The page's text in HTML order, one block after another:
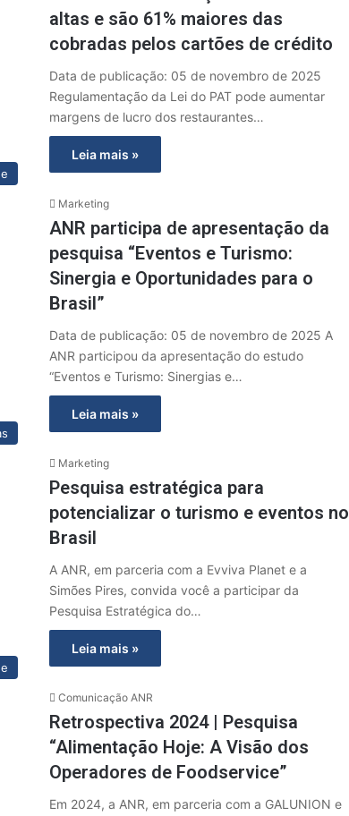
altas e são 61% maiores das
cobradas pelos cartões de crédito
Data de publicação: 05 de novembro de 2025
Regulamentação da Lei do PAT pode aumentar
margens de lucro dos restaurantes…
Leia mais »
Marketing
ANR participa de apresentação da
pesquisa “Eventos e Turismo:
Sinergia e Oportunidades para o
Brasil”
Data de publicação: 05 de novembro de 2025 A
ANR participou da apresentação do estudo
“Eventos e Turismo: Sinergias e…
Leia mais »
Marketing
Pesquisa estratégica para
potencializar o turismo e eventos no
Brasil
A ANR, em parceria com a Evviva Planet e a
Simões Pires, convida você a participar da
Pesquisa Estratégica do…
Leia mais »
Comunicação ANR
Retrospectiva 2024 | Pesquisa
“Alimentação Hoje: A Visão dos
Operadores de Foodservice”
Em 2024, a ANR, em parceria com a GALUNION e